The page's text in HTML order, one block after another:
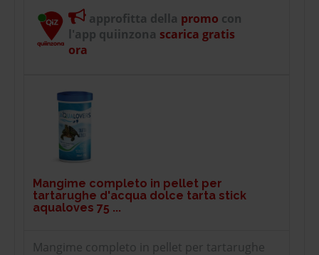
approfitta della promo con
l'app quiinzona scarica gratis
ora
Mangime completo in pellet per
tartarughe d'acqua dolce tarta stick
aqualoves 75 ...
Mangime completo in pellet per tartarughe